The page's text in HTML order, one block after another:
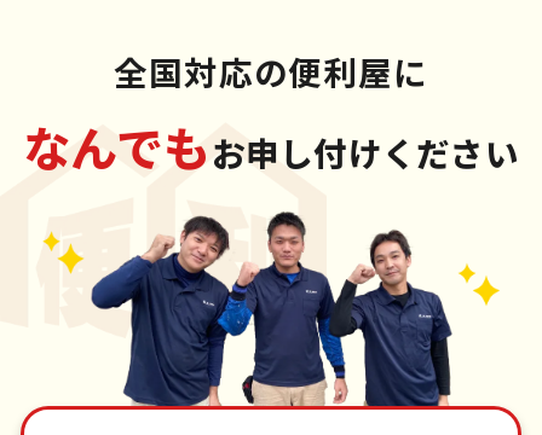
全国対応の便利屋に
なんでもお申し付けください